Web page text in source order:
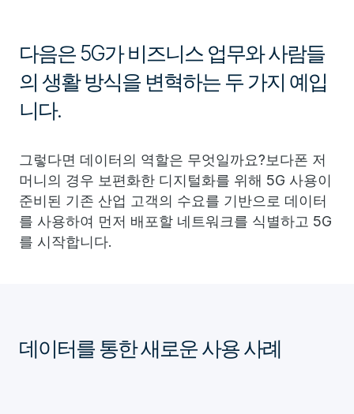
다음은 5G가 비즈니스 업무와 사람들
의 생활 방식을 변혁하는 두 가지 예입
니다.
그렇다면 데이터의 역할은 무엇일까요?보다폰 저
머니의 경우 보편화한 디지털화를 위해 5G 사용이
준비된 기존 산업 고객의 수요를 기반으로 데이터
를 사용하여 먼저 배포할 네트워크를 식별하고 5G
를 시작합니다.
데이터를 통한 새로운 사용 사례